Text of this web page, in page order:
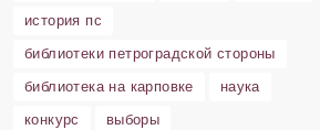
история пс
библиотеки петроградской стороны
библиотека на карповке
наука
конкурс
выборы